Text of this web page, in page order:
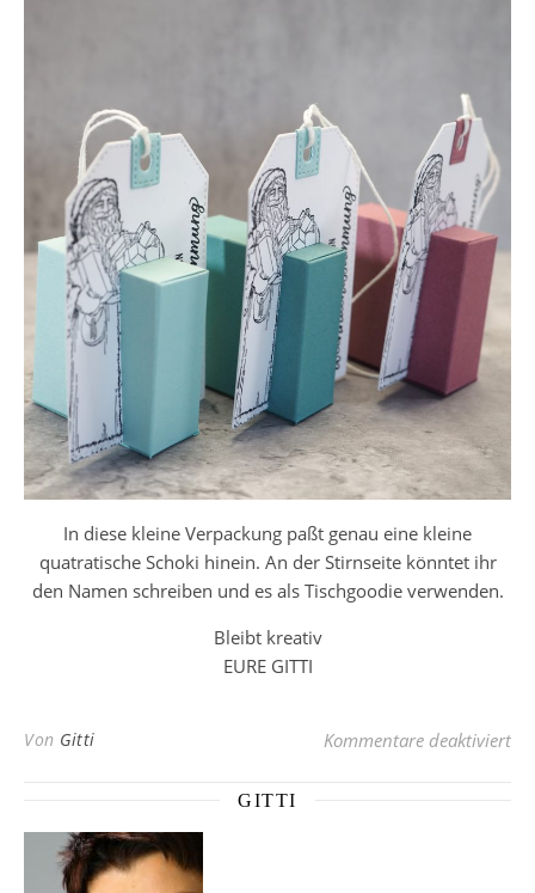
In diese kleine Verpackung paßt genau eine kleine
quatratische Schoki hinein. An der Stirnseite könntet ihr
den Namen schreiben und es als Tischgoodie verwenden.
Bleibt kreativ
EURE GITTI
Von Gitti Kommentare deaktiviertfür
GITTI